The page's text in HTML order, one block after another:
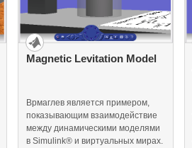
Magnetic Levitation Model
Врмаглев является примером,
показывающим взаимодействие
между динамическими моделями
в Simulink® и виртуальных мирах.